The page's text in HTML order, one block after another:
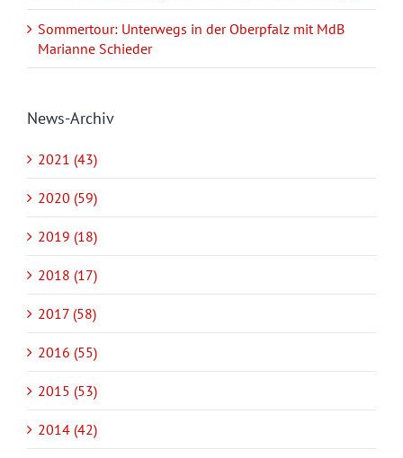
Sommertour: Unterwegs in der Oberpfalz mit MdB
Marianne Schieder
News-Archiv
2021 (43)
2020 (59)
2019 (18)
2018 (17)
2017 (58)
2016 (55)
2015 (53)
2014 (42)